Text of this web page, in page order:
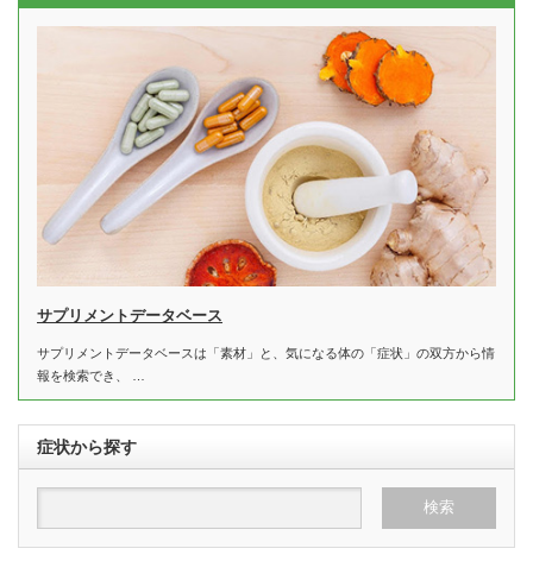
サプリメントデータベース
サプリメントデータベースは「素材」と、気になる体の「症状」の双方から情
報を検索でき、 …
症状から探す